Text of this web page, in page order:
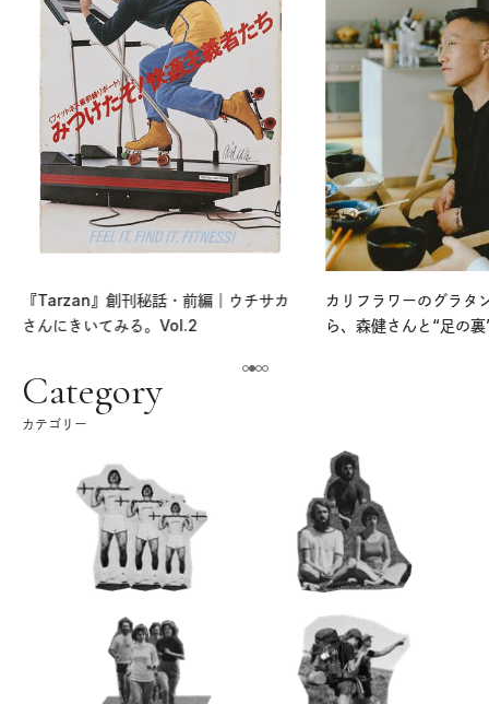
『Tarzan』創刊秘話・前編｜ウチサカ
さんにきいてみる。Vol.2
カリフラワーのグラタ
ら、森健さんと“足の
Category
カテゴリー